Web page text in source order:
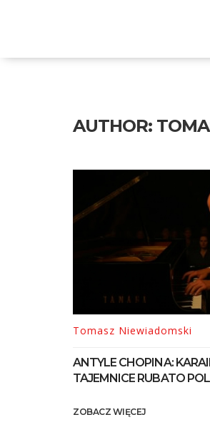
AUTHOR:
Tomasz Niewiadomski
ANTYLE CHOPINA:
TAJEMNICE RUBATO
ZOBACZ WIĘCEJ